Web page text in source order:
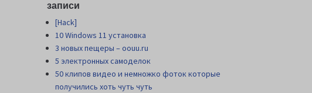
записи
[Hack]
10 Windows 11 установка
3 новых пещеры – oouu.ru
5 электронных самоделок
50 клипов видео и немножко фоток которые
получились хоть чуть чуть